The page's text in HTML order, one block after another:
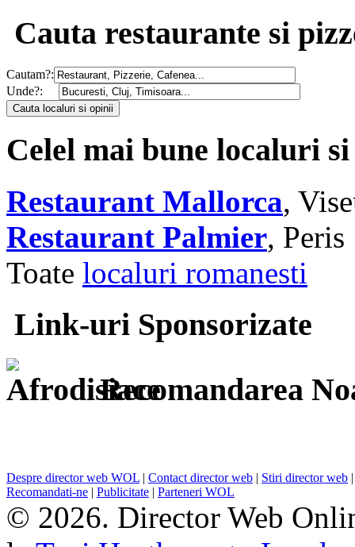
Cauta restaurante si
Cautam?:
Unde?:
Celel mai bune localuri
Restaurant Mallorca,
Restaurant Palmier, Peris
Toate localuri romanesti
Link-uri Sponsorizate
Recomandarea
Despre director web WOL | Contact director web | Stiri director web
Recomandati-ne | Publicitate | Parteneri WOL
© 2026. Director Web